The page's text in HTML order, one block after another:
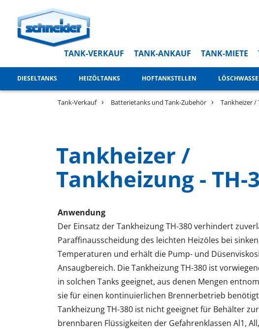
TANK-VERKAUF TANK-ANKAUF TANK-MIETE
DIESELTANKS HEIZÖLTANKS HOFTANKSTELLEN
Tank-Verkauf Batterietanks und Tank-Zubehör Tankheizer /
Tankheizer /
Tankheizung - TH-
Anwendung
Der Einsatz der Tankheizung TH-380 verhindert
Paraffinausscheidung des leichten Heizöles bei
Temperaturen und erhält die Pump- und
Ansaugbereich. Die Tankheizung TH-380 ist
in solchen Tanks geeignet, aus denen Mengen
sie für einen kontinuierlichen Brennerbetrieb
Tankheizung TH-380 ist nicht geeignet für Behälter
brennbaren Flüssigkeiten der Gefahrenklassen Al1,